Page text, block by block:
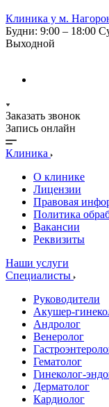
Клиника у м.
Будни: 9:00 – 18:00
Выходной
Заказать звонок
Запись онлайн
Клиника
О клинике
Лицензии
Правовая
Политика
Вакансии
Реквизиты
Наши услуги
Специалисты
Руководители
Акушер-
Андролог
Венеролог
Гематолог
Гинеколог-
Дерматолог
Кардиолог